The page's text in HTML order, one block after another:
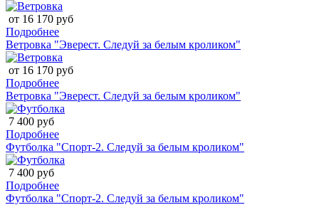
от 16 170 руб
Подробнее
Ветровка "Эверест. Следуй за белым кроликом"
от 16 170 руб
Подробнее
Ветровка "Эверест. Следуй за белым кроликом"
7 400 руб
Подробнее
Футболка "Спорт-2. Следуй за белым кроликом"
7 400 руб
Подробнее
Футболка "Спорт-2. Следуй за белым кроликом"